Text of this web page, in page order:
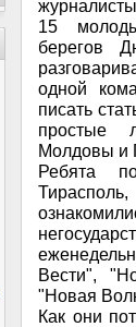
15
берегов
одной
писать
простые
Молдовы и
Ребята
Вести",
"Новая
Как они